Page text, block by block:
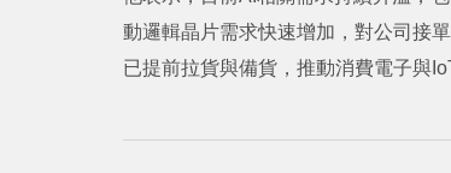
動邏輯晶片需求快速增加，對公司接
已提前拉貨與備貨，推動消費電子與